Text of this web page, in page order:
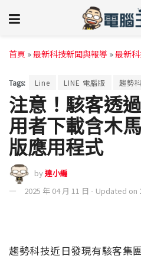
首頁 »最新科技新聞與報導 »最新
Tags: Line LINE 電腦版 趨勢
注意！駭客透
用者下載含木
版應用程式
by達小編
2025 年 04 月 11 日 - Updated on
趨勢科技近日發現有駭客集